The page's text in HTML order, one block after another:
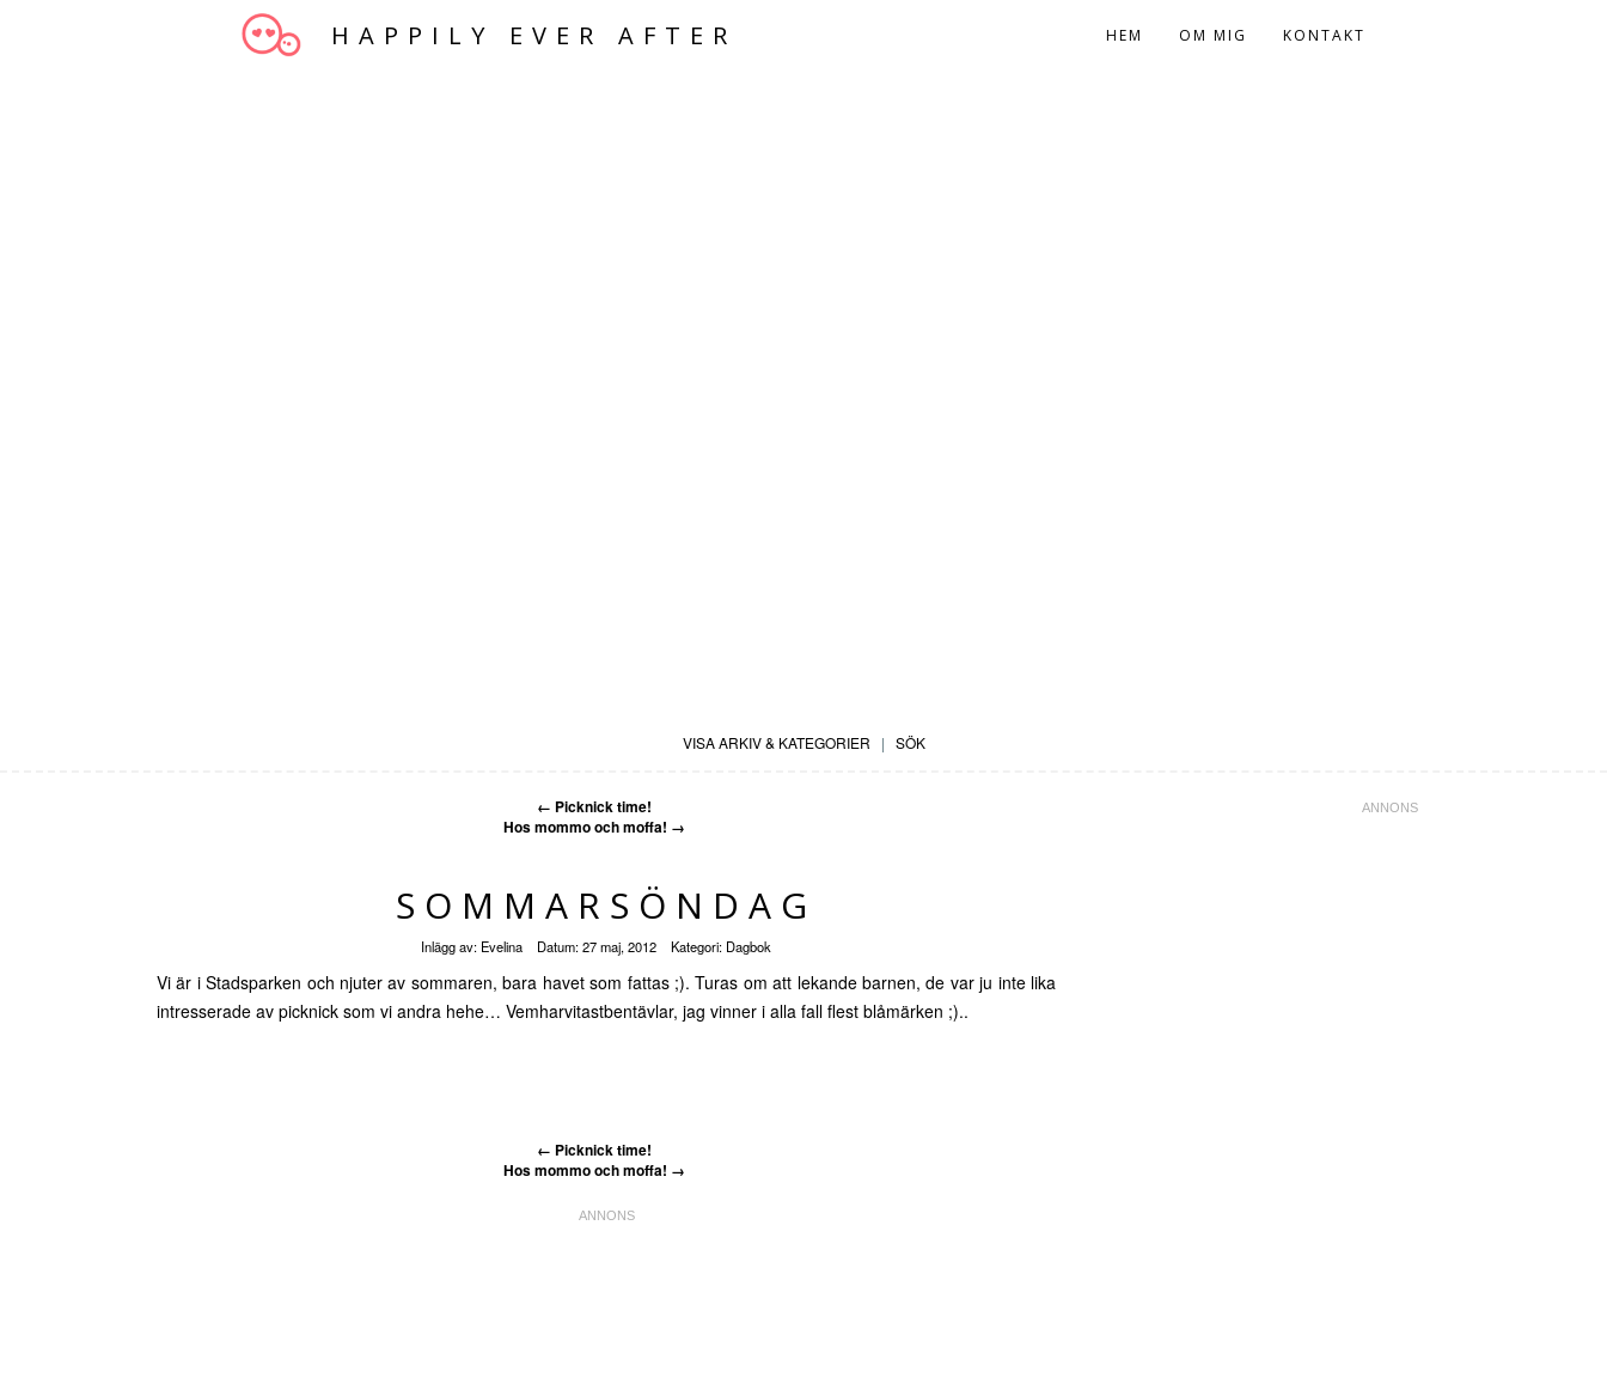
HAPPILY EVER AFTER HEM OM MIG KONTAKT
VISA ARKIV & KATEGORIER | SÖK
← Picknick time!
Hos mommo och moffa! →
SOMMARSÖNDAG
Inlägg av: Evelina Datum:27 maj, 2012 Kategori: Dagbok
Vi är i Stadsparken och njuter av sommaren, bara havet som fattas ;). Turas om att lekande barnen, de var ju inte lika
intresserade av picknick som vi andra hehe… Vemharvitastbentävlar, jag vinner i alla fall flest blåmärken ;)..
← Picknick time!
Hos mommo och moffa! →